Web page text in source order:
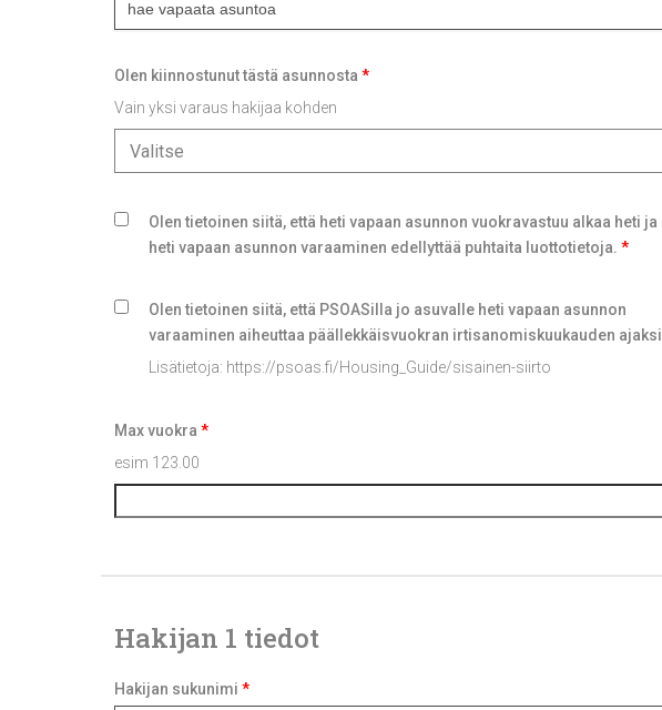
Olen kiinnostunut tästä asunnosta *
Vain yksi varaus hakijaa kohden
Valitse
Olen tietoinen siitä, että heti vapaan asunnon vuokravastuu alkaa heti ja
heti vapaan asunnon varaaminen edellyttää puhtaita luottotietoja. *
Olen tietoinen siitä, että PSOASilla jo asuvalle heti vapaan asunnon
varaaminen aiheuttaa päällekkäisvuokran irtisanomiskuukauden
Lisätietoja: https://psoas.fi/Housing_Guide/sisainen-siirto
Max vuokra *
esim 123.00
Hakijan 1 tiedot
Hakijan sukunimi *
hakija